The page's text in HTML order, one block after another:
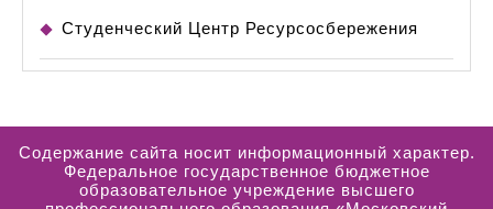
Студенческий Центр Ресурсосбережения
Содержание сайта носит информационный характер.
Федеральное государственное бюджетное
образовательное учреждение высшего